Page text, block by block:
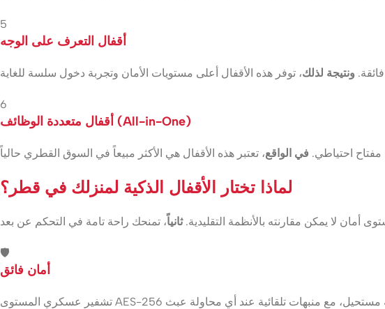
5
أقفال التعرف على الوجه
ونتيجة لذلك
6
أقفال متعددة الوظائف (All-in-One)
احتياطي. في الواقع
لماذا تختار الأقفال الذكية لمنزلك في قطر؟
أمان لا يمكن مقارنته بالأنظمة التقليدية.ثانياً
🛡️
أمان فائق